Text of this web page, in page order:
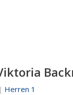
| Herren 1